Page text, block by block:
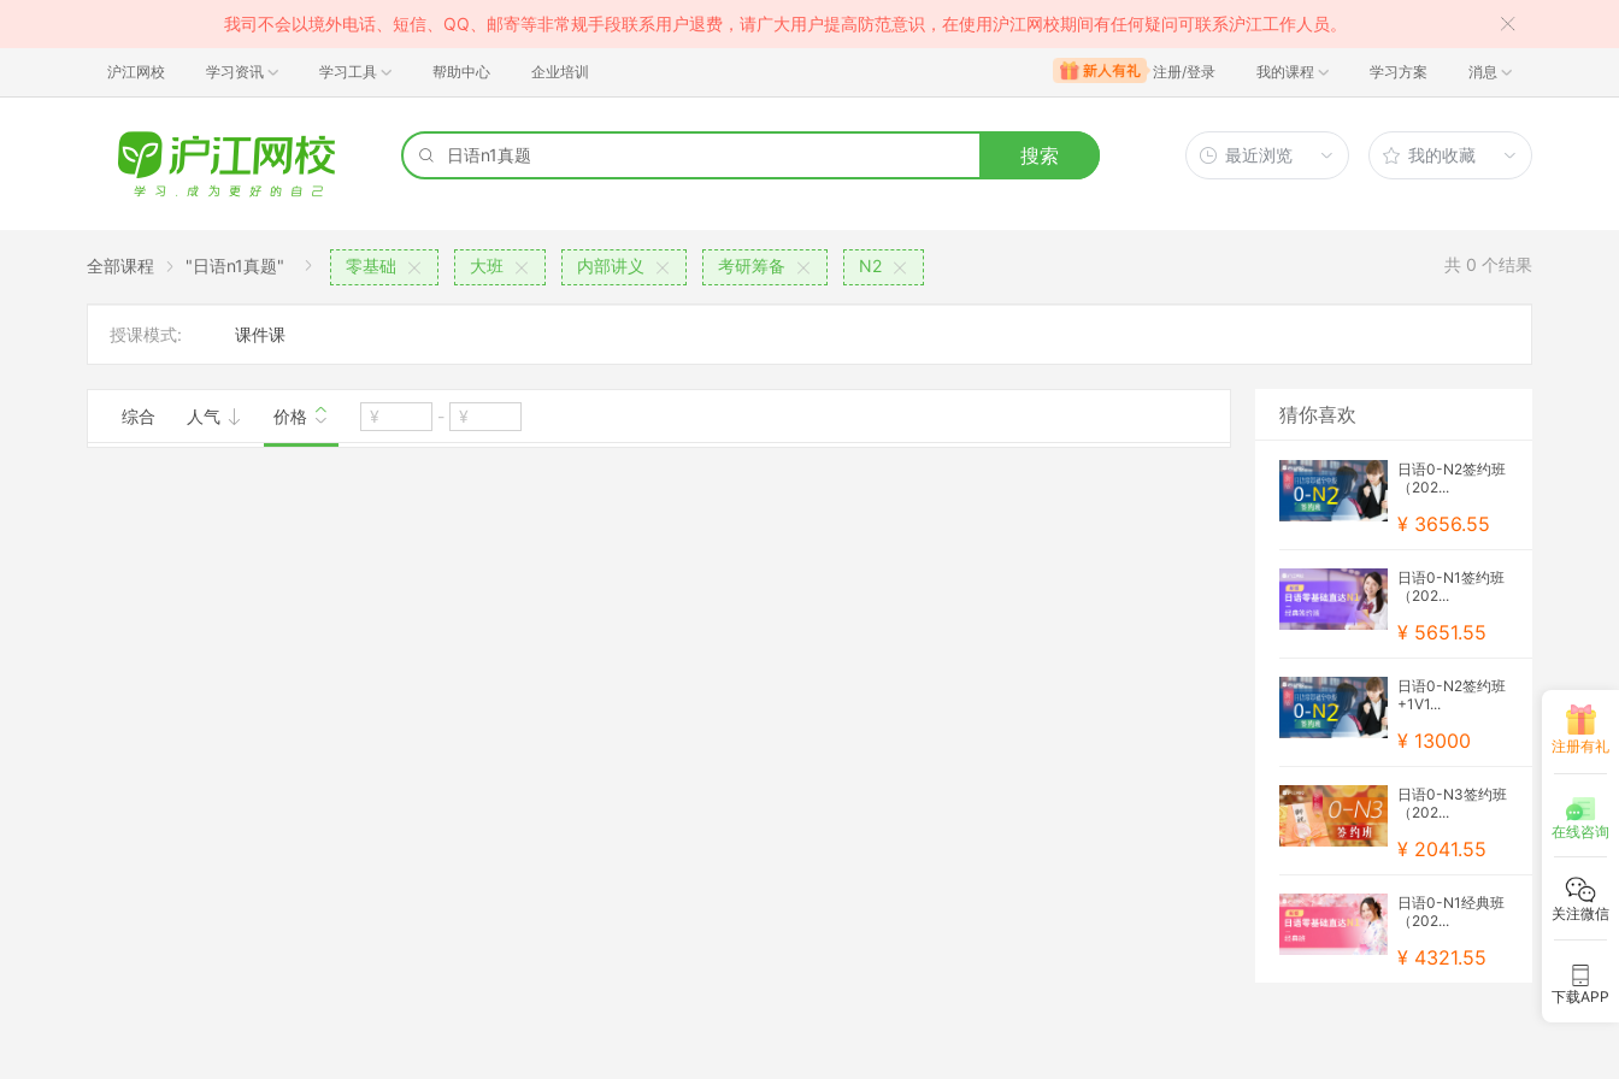
我司不会以境外电话、短信、QQ、邮寄等非常规手段联系用户退费，请广大用户提高防范意识，在使用沪江网校期间有任何疑问可联系沪江工作人员。
沪江网校 学习资讯 学习工具 帮助中心 企业培训 注册/登录 我的课程 学习方案 消息
搜索 最近浏览 我的收藏
全部课程 "日语n1真题" 零基础 大班 内部讲义 考研筹备 N2 共 0 个结果
授课模式: 课件课
综合 人气 价格 - 猜你喜欢
日语0-N2签约班
（202...
¥ 3656.55
日语0-N1签约班
（202...
¥ 5651.55
日语0-N2签约班
+1V1...
¥ 13000
日语0-N3签约班
（202...
¥ 2041.55
日语0-N1经典班
（202...
¥ 4321.55
注册有礼
在线咨询
关注微信
下载APP